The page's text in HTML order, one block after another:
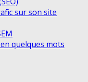
sur son site
quelques mots